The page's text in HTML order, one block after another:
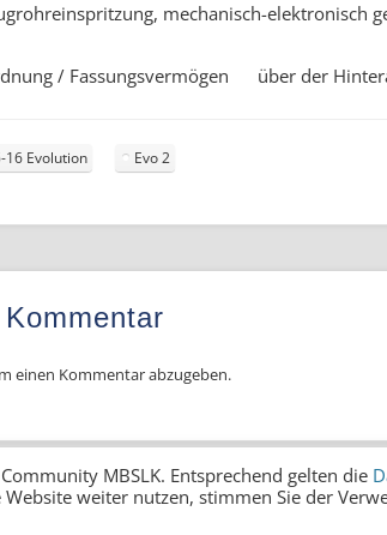
mechanisch-elektronisch
/ Fassungsvermögen über der
16 Evolution Evo 2
einen Kommentar abzugeben.
MBSLK. Entsprechend gelten die
weiter nutzen, stimmen Sie der